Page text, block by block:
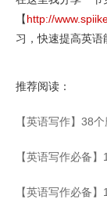
【http://
习，快速提高英语
推荐阅读：
【英语写作】38
【英语写作必备
【英语写作必备